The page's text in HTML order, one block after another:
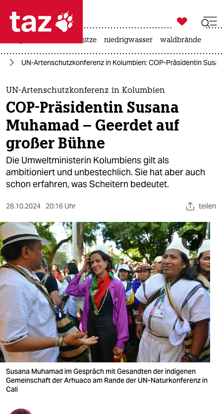
 taz zahl ich
taz zahl ich
themen
politik
öko
gesellschaft
kultur
sport
berlin
nord
wahrheit
verlag
verlag
veranstaltungen
shop
fragen & hilfe
unterstützen
abo

taz zahl ich
hitze niedrigwasser waldbrände
UN-Artenschutzkonferenz in Kolumbien: COP-Präsidentin
UN-Artenschutzkonferenz in Kolumbien
COP-Präsidentin Susana
Muhamad – Geerdet auf
großer Bühne
Die Umweltministerin Kolumbiens gilt als
ambitioniert und unbestechlich. Sie hat aber auch
schon erfahren, was Scheitern bedeutet.
28.10.2024 20:16 Uhr teilen
Susana Muhamad im Gespräch mit Gesandten der indigenen
Gemeinschaft der Arhuaco am Rande der UN-Naturkonferenz in
Cali